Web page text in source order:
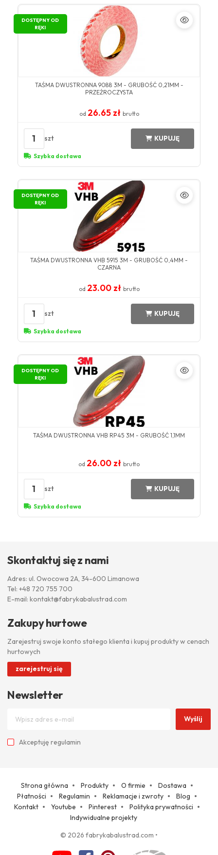
DOSTĘPNY OD
RĘKI
TAŚMA DWUSTRONNA 9088 3M - GRUBOŚĆ 0,21MM -
PRZEŹROCZYSTA
od 26.65 zł brutto
1 szt KUPUJĘ
Szybka dostawa
DOSTĘPNY OD
RĘKI
TAŚMA DWUSTRONNA VHB 5915 3M - GRUBOŚĆ 0,4MM -
CZARNA
od 23.00 zł brutto
1 szt KUPUJĘ
Szybka dostawa
DOSTĘPNY OD
RĘKI
TAŚMA DWUSTRONNA VHB RP45 3M - GRUBOŚĆ 1,1MM
od 26.00 zł brutto
1 szt KUPUJĘ
Szybka dostawa
Skontaktuj się z nami
Adres: ul. Owocowa 2A, 34-600 Limanowa
Tel: +48 720 755 700
E-mail: kontakt@fabrykabalustrad.com
Zakupy hurtowe
Zarejestruj swoje konto stałego klienta i kupuj produkty w cenach
hurtowych
zarejestruj się
Newsletter
Wyślij
Akceptuję regulamin
Strona główna Produkty O firmie
Dostawa
Płatności
Regulamin Reklamacje i zwroty
Blog
Kontakt
Youtube Pinterest
Polityka prywatności
Indywidualne projekty
© 2026 fabrykabalustrad.com •